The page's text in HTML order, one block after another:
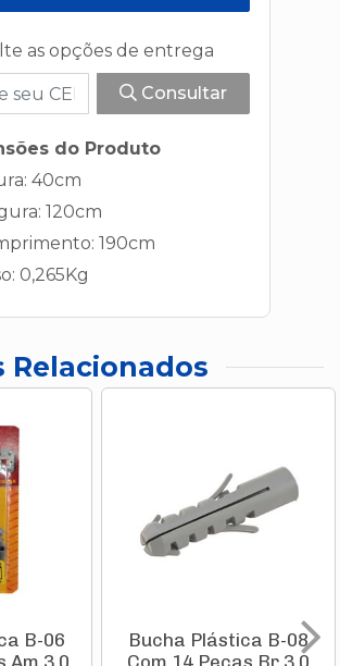
as opções de entrega
Consultar
do Produto
40cm
120cm
190cm
0,265Kg
Relacionados
B-06
Bucha Plástica B-08